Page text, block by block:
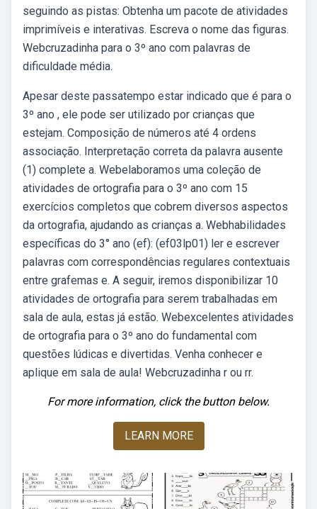
seguindo as pistas: Obtenha um pacote de atividades
imprimíveis e interativas. Escreva o nome das figuras.
Webcruzadinha para o 3º ano com palavras de
dificuldade média.
Apesar deste passatempo estar indicado que é para o
3º ano , ele pode ser utilizado por crianças que
estejam. Composição de números até 4 ordens
associação. Interpretação correta da palavra ausente
(1) complete a. Webelaboramos uma coleção de
atividades de ortografia para o 3º ano com 15
exercícios completos que cobrem diversos aspectos
da ortografia, ajudando as crianças a. Webhabilidades
específicas do 3° ano (ef): (ef03lp01) ler e escrever
palavras com correspondências regulares contextuais
entre grafemas e. A seguir, iremos disponibilizar 10
atividades de ortografia para serem trabalhadas em
sala de aula, estas já estão. Webexcelentes atividades
de ortografia para o 3º ano do fundamental com
questões lúdicas e divertidas. Venha conhecer e
aplique em sala de aula! Webcruzadinha r ou rr.
For more information, click the button below.
LEARN MORE